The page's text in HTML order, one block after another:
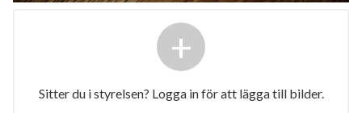
+
Sitter du i styrelsen? Logga in för att lägga till bilder.